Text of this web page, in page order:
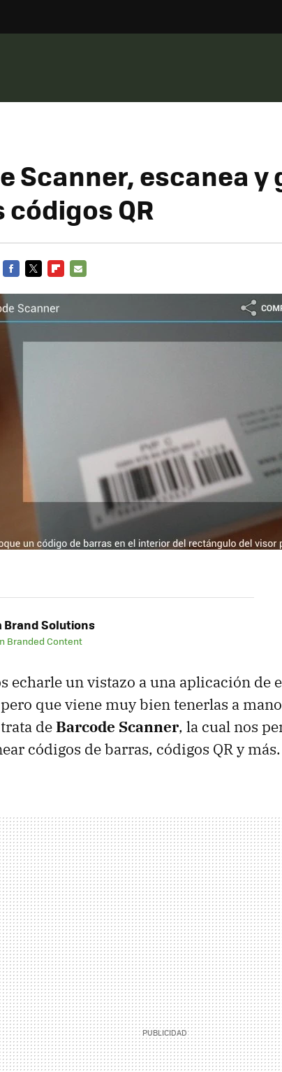
Scanner, escanea y
QR
Brand Solutions
Branded Content
echarle un vistazo a una aplicación de
que viene muy bien tenerlas a
deBarcode Scanner, la cual nos
códigos de barras, códigos QR y más.